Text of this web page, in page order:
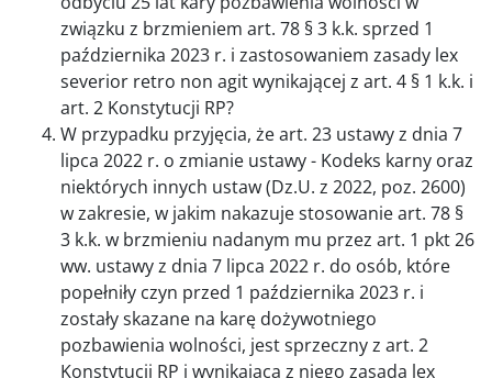
związku z brzmieniem art. 78 § 3 k.k. sprzed 1
października 2023 r. i zastosowaniem zasady lex
severior retro non agit wynikającej z art. 4 § 1 k.k. i
art. 2 Konstytucji RP?
W przypadku przyjęcia, że art. 23 ustawy z dnia 7
lipca 2022 r. o zmianie ustawy - Kodeks karny oraz
niektórych innych ustaw (Dz.U. z 2022, poz. 2600)
w zakresie, w jakim nakazuje stosowanie art. 78 §
3 k.k. w brzmieniu nadanym mu przez art. 1 pkt 26
ww. ustawy z dnia 7 lipca 2022 r. do osób, które
popełniły czyn przed 1 października 2023 r. i
zostały skazane na karę dożywotniego
pozbawienia wolności, jest sprzeczny z art. 2
Konstytucji RP i wynikającą z niego zasadą lex